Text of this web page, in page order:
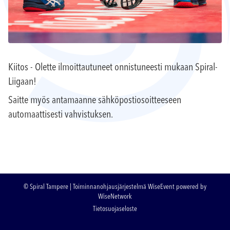
Kiitos - Olette ilmoittautuneet onnistuneesti mukaan Spiral-
Liigaan!
Saitte myös antamaanne sähköpostiosoitteeseen
automaattisesti vahvistuksen.
© Spiral Tampere | Toiminnanohjausjärjestelmä WiseEvent powered by
WiseNetwork
Tietosuojaseloste